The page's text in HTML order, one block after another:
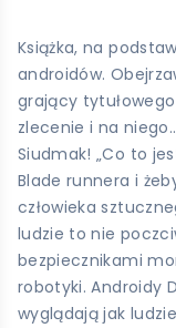
Książka, na
androidów.
grający
zlecenie i na
Siudmak! „Co to
Blade runnera i
człowieka
ludzie to nie
bezpiecznikami
robotyki. Androidy
wyglądają jak